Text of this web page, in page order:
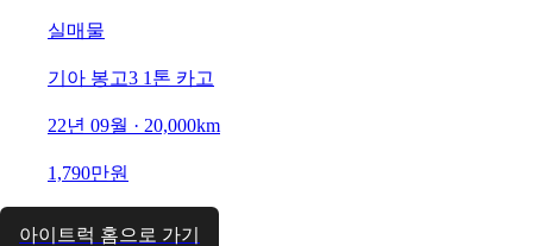
실매물
기아 봉고3 1톤 카고
22년 09월 · 20,000km
1,790만원
아이트럭 홈으로 가기